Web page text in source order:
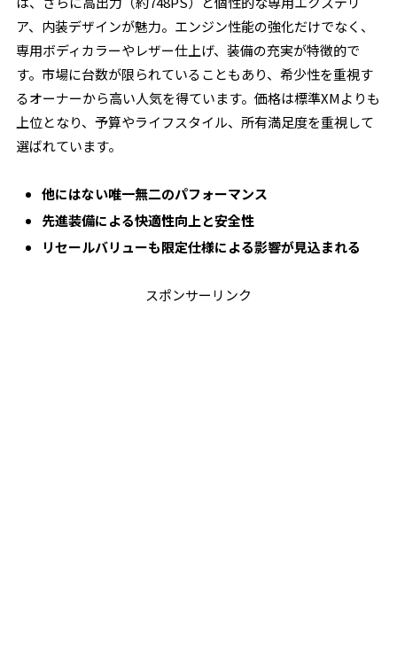
ア、内装デザインが魅力。エンジン性能の強化だけでなく、
専用ボディカラーやレザー仕上げ、装備の充実が特徴的で
す。市場に台数が限られていることもあり、希少性を重視す
るオーナーから高い人気を得ています。価格は標準XMよりも
上位となり、予算やライフスタイル、所有満足度を重視して
選ばれています。
他にはない唯一無二のパフォーマンス
先進装備による快適性向上と安全性
リセールバリューも限定仕様による影響が見込まれる
スポンサーリンク